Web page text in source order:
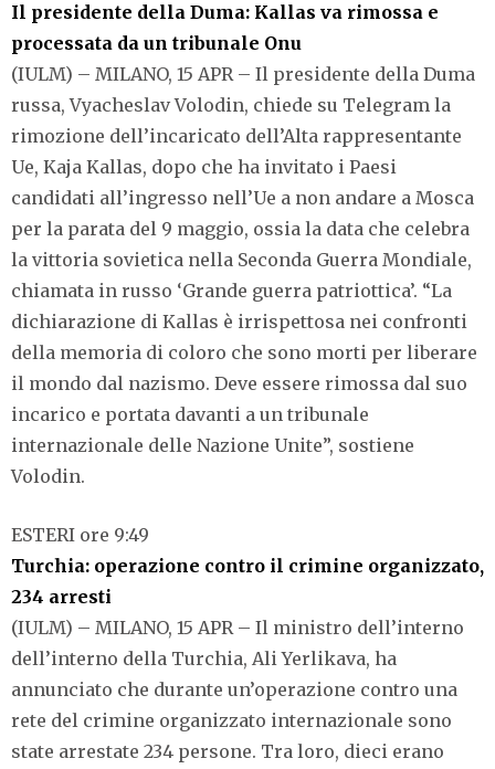
Il presidente della Duma: Kallas va rimossa e
processata da un tribunale Onu
(IULM) – MILANO, 15 APR – Il presidente della Duma
russa, Vyacheslav Volodin, chiede su Telegram la
rimozione dell’incaricato dell’Alta rappresentante
Ue, Kaja Kallas, dopo che ha invitato i Paesi
candidati all’ingresso nell’Ue a non andare a Mosca
per la parata del 9 maggio, ossia la data che celebra
la vittoria sovietica nella Seconda Guerra Mondiale,
chiamata in russo ‘Grande guerra patriottica’. “La
dichiarazione di Kallas è irrispettosa nei confronti
della memoria di coloro che sono morti per liberare
il mondo dal nazismo. Deve essere rimossa dal suo
incarico e portata davanti a un tribunale
internazionale delle Nazione Unite”, sostiene
Volodin.
ESTERI ore 9:49
Turchia: operazione contro il crimine organizzato,
234 arresti
(IULM) – MILANO, 15 APR – Il ministro dell’interno
dell’interno della Turchia, Ali Yerlikava, ha
annunciato che durante un’operazione contro una
rete del crimine organizzato internazionale sono
state arrestate 234 persone. Tra loro, dieci erano